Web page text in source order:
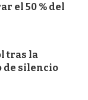
el 50 % del
tras la
de silencio